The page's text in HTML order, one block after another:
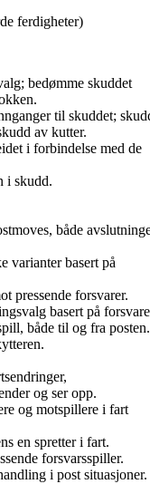
ferdigheter)
bedømme skuddet
til skuddet;
av kutter.
i forbindelse med de
i skudd.
både
varianter basert på
pressende forsvarer.
basert på
både til og fra posten.
og ser opp.
og motspillere i fart
en spretter i fart.
forsvarsspiller.
i post situasjoner.